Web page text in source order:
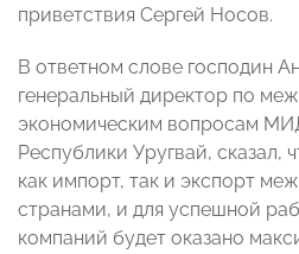
приветствия Сергей Носов.
В ответном слове господин
генеральный директор по
экономическим вопросам
Республики Уругвай, сказал,
как импорт, так и экспорт
странами, и для успешной
компаний будет оказано